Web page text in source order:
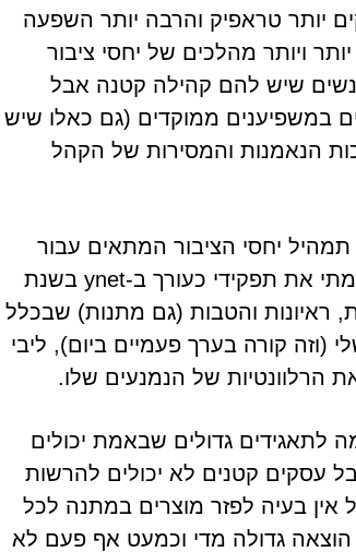
יותר טראפיק והרבה יותר השפעה
ויותר מהלכים של יחסי ציבור
שיש להם קהילה קטנה אבל
במשפיענים ממוקדים (גם כאלו שיש
הנאמנות והמסירות של הקהל
יחסי הציבור המתאים עבור
העסק שלנו. רוב היחצ"נים עובדים בשיטת "שלח לחמך". אמנם סיימתי את תפקידי כעורך ב-ynet בשנת
ראיונות והטבות (גם מתנות) שבכלל
(וזה קורה בערך פעמיים ביום), ליבי
הרלוונטיות של הנמנעים שלו.
לתאגידים גדולים שבאמת יכולים
עסקים קטנים לא יכולים להרשות
אין בעיה לפזר מוצרים במתנה לכל
הוצאה גדולה מדי וכמעט אף פעם לא